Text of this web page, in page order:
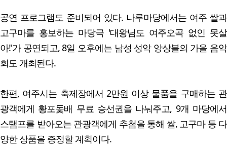
공연 프로그램도 준비되어 있다. 나루마당에서는 여주 쌀과
고구마를 홍보하는 마당극 '대왕님도 여주오곡 없인 못살
아!'가 공연되고, 8일 오후에는 남성 성악 앙상블의 가을 음악
회도 개최된다.
한편, 여주시는 축제장에서 2만원 이상 물품을 구매하는 관
광객에게 황포돛배 무료 승선권을 나눠주고, 9개 마당에서
스탬프를 받아오는 관광객에게 추첨을 통해 쌀, 고구마 등 다
양한 상품을 증정할 계획이다.